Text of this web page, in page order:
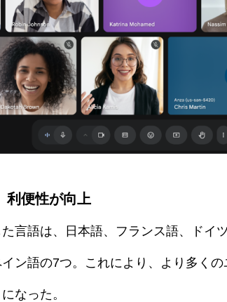
利便性が向上
言語は、日本語、フランス語、ドイ
ン語の7つ。これにより、より多く
なった。